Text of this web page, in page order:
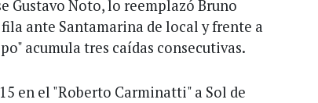
Gustavo Noto, lo reemplazó Bruno
ante Santamarina de local y frente a
acumula tres caídas consecutivas.
en el "Roberto Carminatti" a Sol de